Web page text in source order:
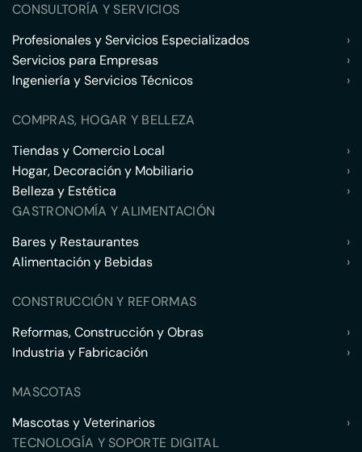
CONSULTORÍA Y SERVICIOS
Profesionales y Servicios Especializados
›
Servicios para Empresas
›
Ingeniería y Servicios Técnicos
›
COMPRAS, HOGAR Y BELLEZA
Tiendas y Comercio Local
›
Hogar, Decoración y Mobiliario
›
Belleza y Estética
›
GASTRONOMÍA Y ALIMENTACIÓN
Bares y Restaurantes
›
Alimentación y Bebidas
›
CONSTRUCCIÓN Y REFORMAS
Reformas, Construcción y Obras
›
Industria y Fabricación
›
MASCOTAS
Mascotas y Veterinarios
›
TECNOLOGÍA Y SOPORTE DIGITAL